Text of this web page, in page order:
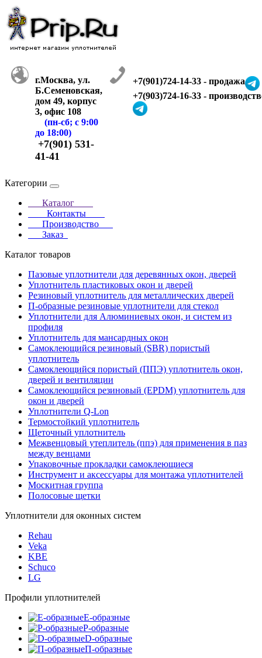
г.Москва, ул.
Б.Семеновская,
дом 49, корпус
3, офис 108
(пн-сб; с 9:00
до 18:00)
+7(901) 531-
41-41
+7(901)724-14-33 - продажа
+7(903)724-16-33 -
Категории
Каталог
Контакты
Производство
Заказ
Каталог товаров
Пазовые уплотнители для деревянных окон, дверей
Уплотнитель пластиковых окон и дверей
Резиновый уплотнитель для металлических дверей
П-образные резиновые уплотнители для стекол
Уплотнители для Алюминиевых окон, и систем из
профиля
Уплотнитель для мансардных окон
Самоклеющийся резиновый (SBR) пористый
уплотнитель
Cамоклеющийся пористый (ППЭ) уплотнитель окон,
дверей и вентиляции
Самоклеющийся резиновый (EPDM) уплотнитель для
окон и дверей
Уплотнители Q-Lon
Термостойкий уплотнитель
Щеточный уплотнитель
Межвенцовый утеплитель (ппэ) для применения в паз
между венцами
Упаковочные прокладки самоклеющиеся
Инструмент и аксессуары для монтажа уплотнителей
Москитная группа
Полосовые щетки
Уплотнители для оконных систем
Rehau
Veka
KBE
Schuco
LG
Профили уплотнителей
E-образные
P-образные
D-образные
П-образные